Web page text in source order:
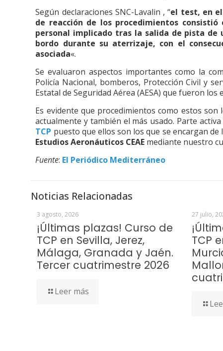
Según declaraciones SNC-Lavalin , “el test, en
de reacción de los procedimientos
personal implicado tras la salida de pista de
bordo durante su aterrizaje, con el
asociada«.
Se evaluaron aspectos importantes como la
Policía Nacional, bomberos, Protección Civil y
Estatal de Seguridad Aérea (AESA) que fueron
Es evidente que procedimientos como estos
actualmente y también el más usado. Parte
TCP puesto que ellos son los que se encargan
Estudios Aeronáuticos CEAE mediante nuestro
Fuente: El Periódico Mediterráneo
Noticias Relacionadas
3 agosto, 2026
¡Últimas plazas! Curso de
TCP en Sevilla, Jerez,
Málaga, Granada y Jaén.
Tercer cuatrimestre 2026
Leer más
27 julio,
TCP